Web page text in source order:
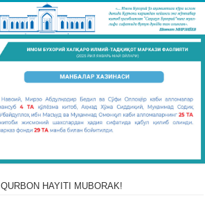
QURBON HAYITI MUBORAK!